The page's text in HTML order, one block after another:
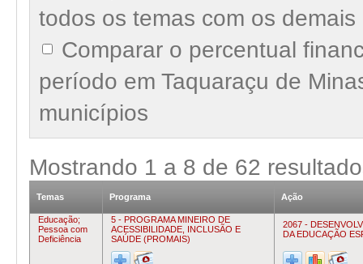
todos os temas com os
Comparar o percentual
período em Taquaraçu de
municípios
Mostrando 1 a 8 de 62
Temas Programa Ação
Educação;
Pessoa com
Deficiência
5 - PROGRAMA MINEIRO DE
ACESSIBILIDADE, INCLUSÃO E
SAÚDE (PROMAIS)
2067 -
DA EDUCAÇÃO